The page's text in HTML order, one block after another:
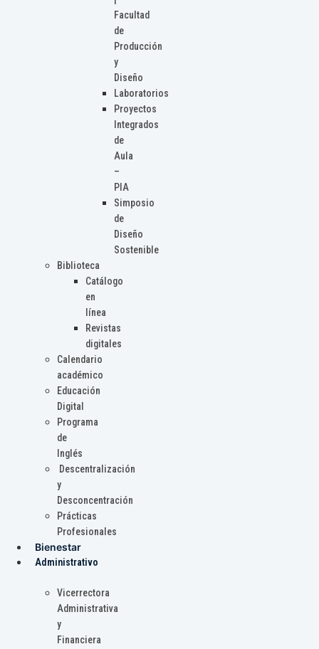
Facultad
de
Producción
y
Diseño
Laboratorios
Proyectos
Integrados
de
Aula
–
PIA
Simposio
de
Diseño
Sostenible
Biblioteca
Catálogo
en
línea
Revistas
digitales
Calendario
académico
Educación
Digital
Programa
de
Inglés
Descentralización
y
Desconcentración
Prácticas
Profesionales
Bienestar
Administrativo
Vicerrectora
Administrativa
y
Financiera